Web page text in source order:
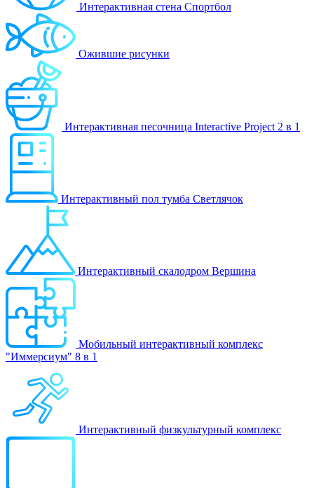
Интерактивная стена Спортбол
Ожившие рисунки
Интерактивная песочница Interactive Project 2 в 1
Интерактивный пол тумба Светлячок
Интерактивный скалодром Вершина
Мобильный интерактивный комплекс
"Иммерсиум" 8 в 1
Интерактивный физкультурный комплекс